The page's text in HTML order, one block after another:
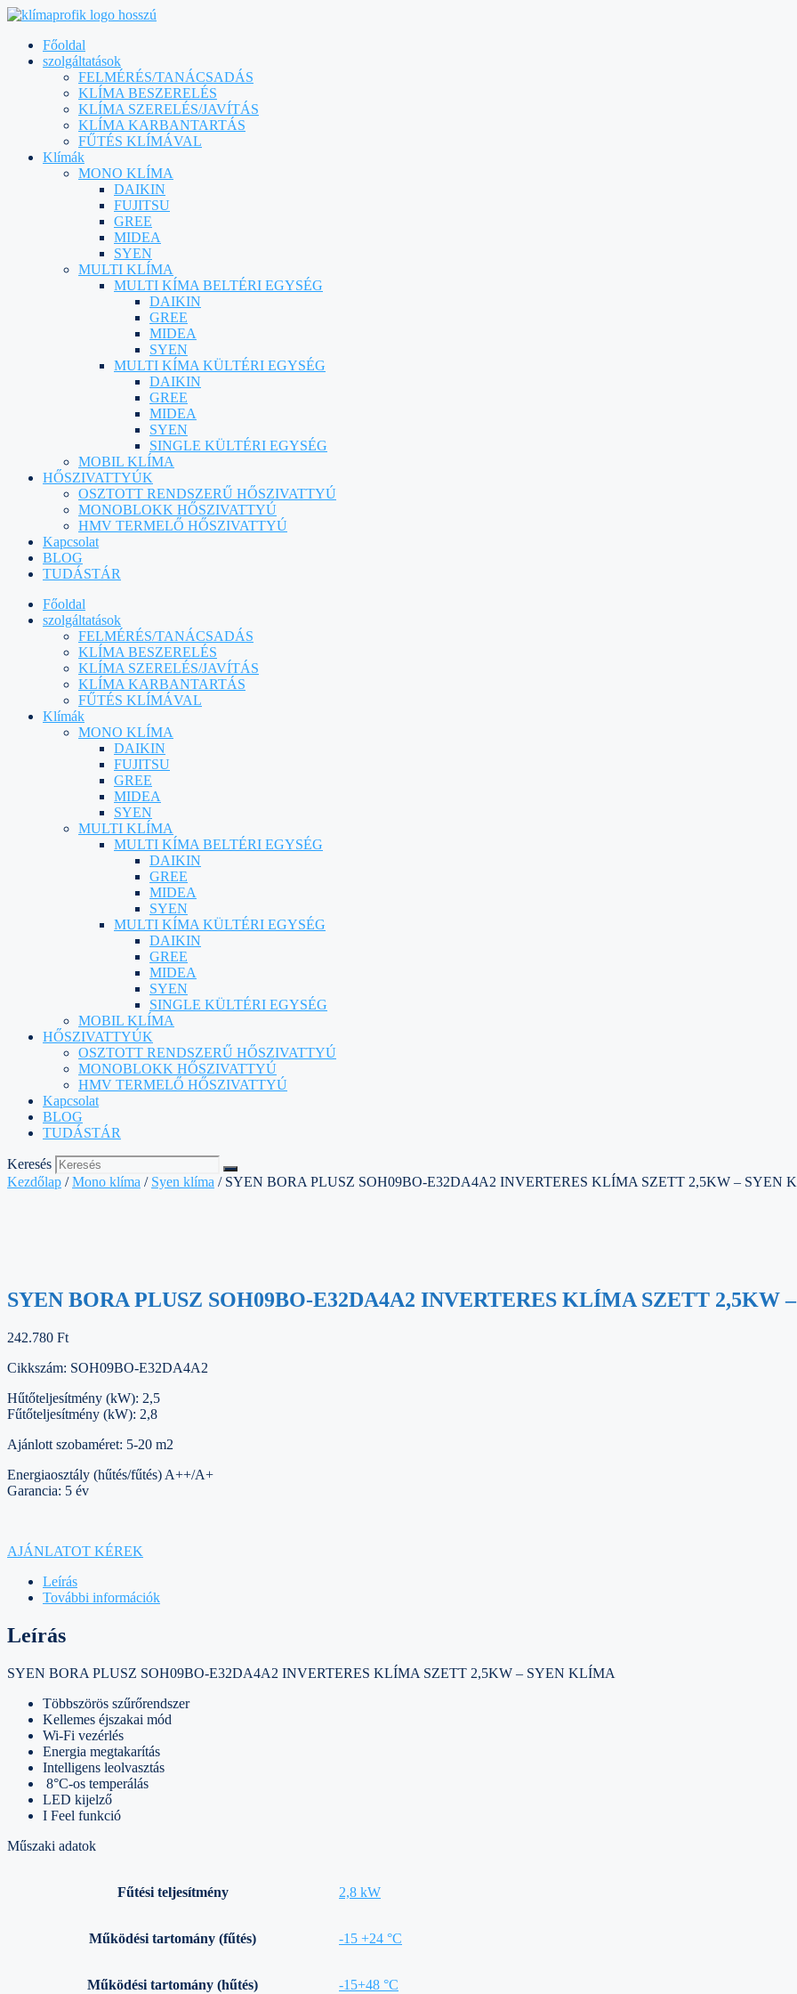
Főoldal
szolgáltatások
FELMÉRÉS/TANÁCSADÁS
KLÍMA BESZERELÉS
KLÍMA SZERELÉS/JAVÍTÁS
KLÍMA KARBANTARTÁS
FŰTÉS KLÍMÁVAL
Klímák
MONO KLÍMA
DAIKIN
FUJITSU
GREE
MIDEA
SYEN
MULTI KLÍMA
MULTI KÍMA BELTÉRI EGYSÉG
DAIKIN
GREE
MIDEA
SYEN
MULTI KÍMA KÜLTÉRI EGYSÉG
DAIKIN
GREE
MIDEA
SYEN
SINGLE KÜLTÉRI EGYSÉG
MOBIL KLÍMA
HŐSZIVATTYÚK
OSZTOTT RENDSZERŰ HŐSZIVATTYÚ
MONOBLOKK HŐSZIVATTYÚ
HMV TERMELŐ HŐSZIVATTYÚ
Kapcsolat
BLOG
TUDÁSTÁR
Főoldal
szolgáltatások
FELMÉRÉS/TANÁCSADÁS
KLÍMA BESZERELÉS
KLÍMA SZERELÉS/JAVÍTÁS
KLÍMA KARBANTARTÁS
FŰTÉS KLÍMÁVAL
Klímák
MONO KLÍMA
DAIKIN
FUJITSU
GREE
MIDEA
SYEN
MULTI KLÍMA
MULTI KÍMA BELTÉRI EGYSÉG
DAIKIN
GREE
MIDEA
SYEN
MULTI KÍMA KÜLTÉRI EGYSÉG
DAIKIN
GREE
MIDEA
SYEN
SINGLE KÜLTÉRI EGYSÉG
MOBIL KLÍMA
HŐSZIVATTYÚK
OSZTOTT RENDSZERŰ HŐSZIVATTYÚ
MONOBLOKK HŐSZIVATTYÚ
HMV TERMELŐ HŐSZIVATTYÚ
Kapcsolat
BLOG
TUDÁSTÁR
Keresés
Kezdőlap /Mono klíma / Syen klíma / SYEN BORA PLUSZ SOH09BO-E32DA4A2 INVERTERES KLÍMA SZETT 2,5KW – SYEN
SYEN BORA PLUSZ SOH09BO-E32DA4A2 INVERTERES KLÍMA SZETT 2,5KW
242.780 Ft
Cikkszám: SOH09BO-E32DA4A2
Hűtőteljesítmény (kW): 2,5
Fűtőteljesítmény (kW): 2,8
Ajánlott szobaméret: 5-20 m2
Energiaosztály (hűtés/fűtés) A++/A+
Garancia: 5 év
AJÁNLATOT KÉREK
Leírás
További információk
Leírás
SYEN BORA PLUSZ SOH09BO-E32DA4A2 INVERTERES KLÍMA SZETT 2,5KW – SYEN KLÍMA
Többszörös szűrőrendszer
Kellemes éjszakai mód
Wi-Fi vezérlés
Energia megtakarítás
Intelligens leolvasztás
8°C-os temperálás
LED kijelző
I Feel funkció
Műszaki adatok
Fűtési teljesítmény 2,8 kW
Működési tartomány (fűtés) -15 +24 °C
Működési tartomány (hűtés) -15+48 °C